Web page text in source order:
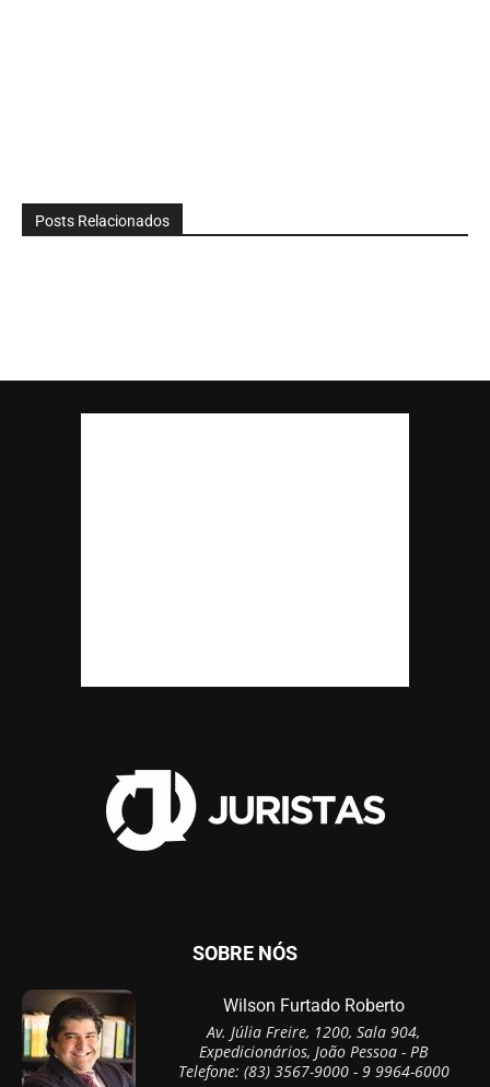
Posts Relacionados
SOBRE NÓS
Wilson Furtado Roberto
Av. Júlia Freire, 1200, Sala 904,
Expedicionários, João Pessoa - PB
Telefone: (83) 3567-9000 - 9 9964-6000